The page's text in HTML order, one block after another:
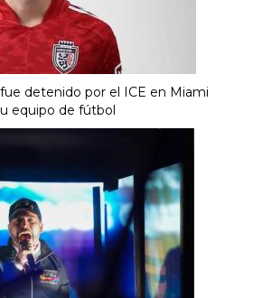
detenido por el ICE en Miami
equipo de fútbol